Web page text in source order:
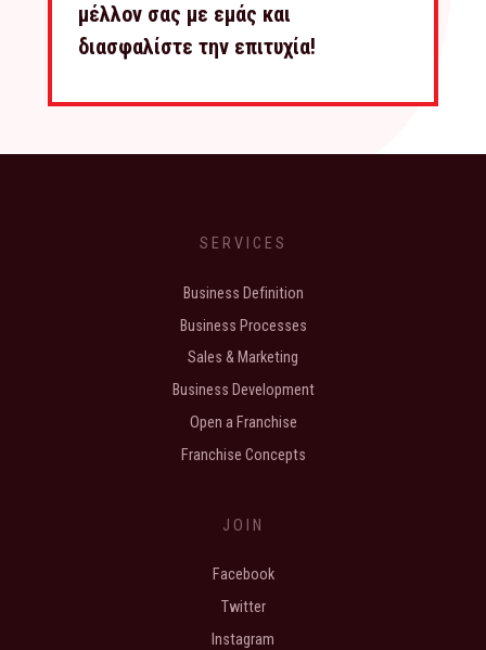
μέλλον σας με εμάς και
διασφαλίστε την επιτυχία!
SERVICES
Business Definition
Business Processes
Sales & Marketing
Business Development
Open a Franchise
Franchise Concepts
JOIN
Facebook
Twitter
Instagram